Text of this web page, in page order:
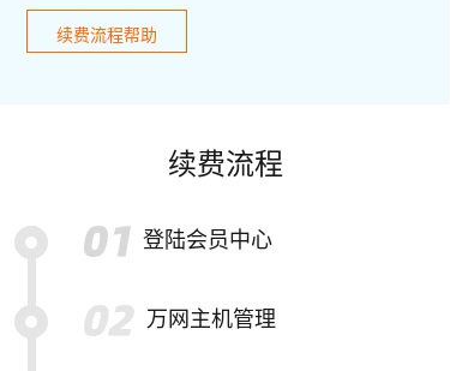
续费流程帮助
续费流程
登陆会员中心
万网主机管理